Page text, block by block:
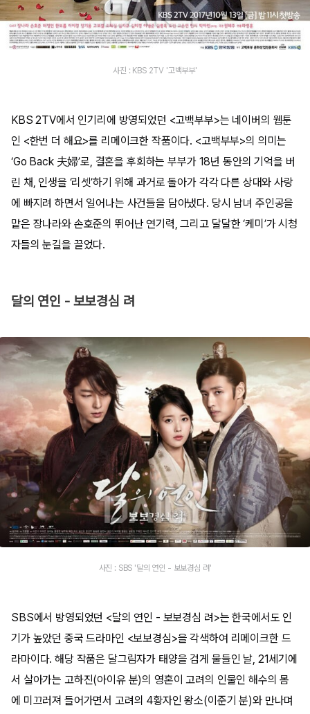
사진 : KBS 2TV '고백부부'
KBS 2TV에서 인기리에 방영되었던 <고백부부>는 네이버의 웹툰
인 <한번 더 해요>를 리메이크한 작품이다. <고백부부>의 의미는
‘Go Back 夫婦’로, 결혼을 후회하는 부부가 18년 동안의 기억을 버
린 채, 인생을 ‘리셋’하기 위해 과거로 돌아가 각각 다른 상대와 사랑
에 빠지려 하면서 일어나는 사건들을 담아냈다. 당시 남녀 주인공을
맡은 장나라와 손호준의 뛰어난 연기력, 그리고 달달한 ‘케미’가 시청
자들의 눈길을 끌었다.
달의 연인 - 보보경심 려
사진 : SBS '달의 연인 - 보보경심 려'
SBS에서 방영되었던 <달의 연인 - 보보경심 려>는 한국에서도 인
기가 높았던 중국 드라마인 <보보경심>을 각색하여 리메이크한 드
라마이다. 해당 작품은 달그림자가 태양을 검게 물들인 날, 21세기에
서 살아가는 고하진(아이유 분)의 영혼이 고려의 인물인 해수의 몸
에 미끄러져 들어가면서 고려의 4황자인 왕소(이준기 분)와 만나며